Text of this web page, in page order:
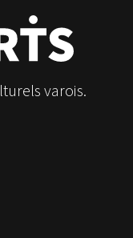
varois.